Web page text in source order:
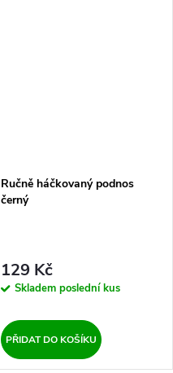
Ručně háčkovaný podnos
černý
129 Kč
Skladem poslední kus
PŘIDAT DO KOŠÍKU